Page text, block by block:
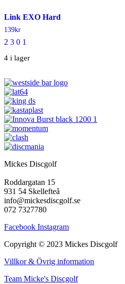
produktsidan
varianter.
De
alternativen
kan
väljas
produktsidan
Link EXO Hard
139kr
2 3 0 1
här
har
flera
varianter.
De
olika
alternativen
kan
väljas
på
produktsidan
4 i lager
Mickes Discgolf
Roddargatan 15
931 54 Skellefteå
info@mickesdiscgolf.se
072 7327780
Facebook Instagram
Copyright © 2023 Mickes Discgolf
Villkor & Övrig information
Team Micke's Discgolf